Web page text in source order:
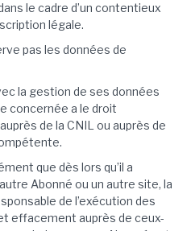
le cadre d’un contentieux
légale.
pas les données de
la gestion de ses données
concernée a le droit
de la CNIL ou auprès de
que dès lors qu’il a
Abonné ou un autre site, la
de l’exécution des
effacement auprès de ceux-